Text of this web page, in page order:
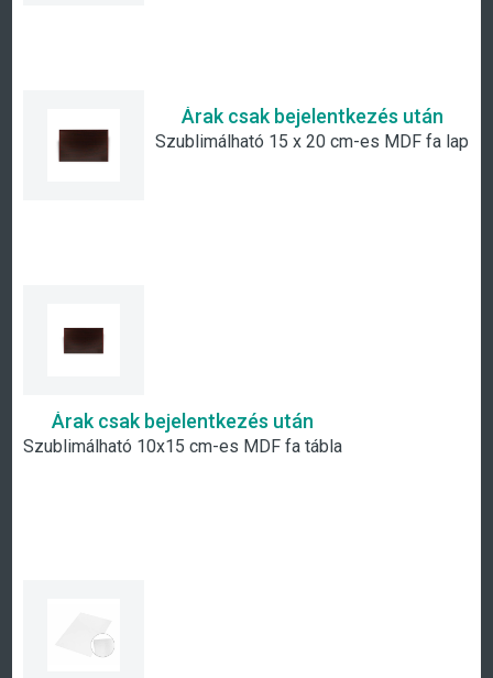
Árak csak bejelentkezés után
Szublimálható 15 x 20 cm-es MDF fa lap
Árak csak bejelentkezés után
Szublimálható 10x15 cm-es MDF fa tábla